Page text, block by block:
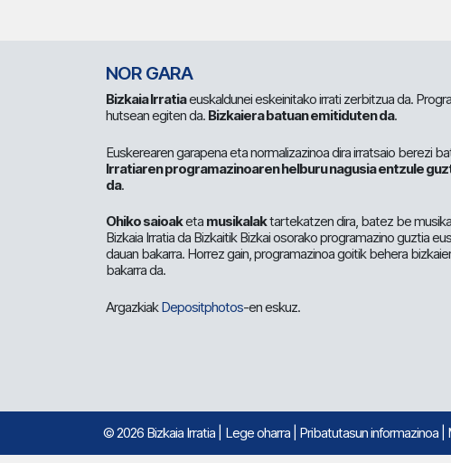
NOR GARA
Bizkaia Irratiaeuskaldunei eskeinitako irrati zerbitzua da.
hutsean egiten da. Bizkaiera batuan emitiduten da.
Euskerearen garapena eta normalizazinoa dira irratsaio berezi
Irratiaren programazinoaren helburu nagusia entzule
da.
Ohiko saioaketa musikalaktartekatzen dira, batez be
Bizkaia Irratia da Bizkaitik Bizkai osorako programazino guztia
dauan bakarra. Horrez gain, programazinoa goitik behera
bakarra da.
ArgazkiakDepositphotos-en eskuz.
© 2026 Bizkaia Irratia Lege oharra Pribatutasun informazinoa